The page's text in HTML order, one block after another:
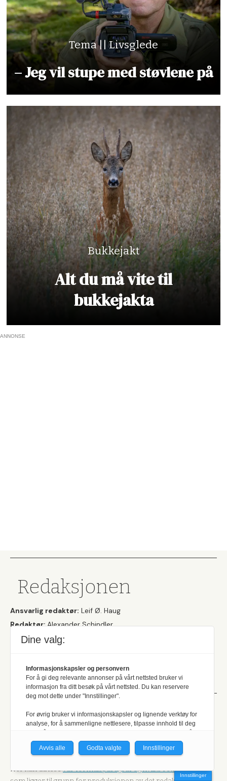
Tema || Livsglede
– Jeg vil stupe med støvlene på
Bukkejakt
Alt du må vite til
bukkejakta
ANNONSE
Redaksjonen
Ansvarlig redaktør: Leif Ø. Haug
Redaktør:Alexander Schindler
Journalist:Lill-Torunn Kilde
Her finner duvåre kontaktopplysninger
personvernerklæring.
Et uavhengig
medlemsblad
Her kan du lesevår formålsparagraf og hvilke retningslinjer
Innstillinger
Dine valg:
Informasjonskapsler og personvern
For å gi deg relevante annonser på vårt nettsted bruker vi
informasjon fra ditt besøk på vårt nettsted. Du kan reservere
deg mot dette under "Innstillinger".
For øvrig bruker vi informasjonskapsler og lignende verktøy for
analyse, for å sammenligne nettlesere, tilpasse innhold til deg
personvernerklæring.
du få relevante annonser på nettstedene til medlemmene i
nettverket basert på informasjon fra dine besøk på tvers av
Avvis alle Godta valgte Innstillinger